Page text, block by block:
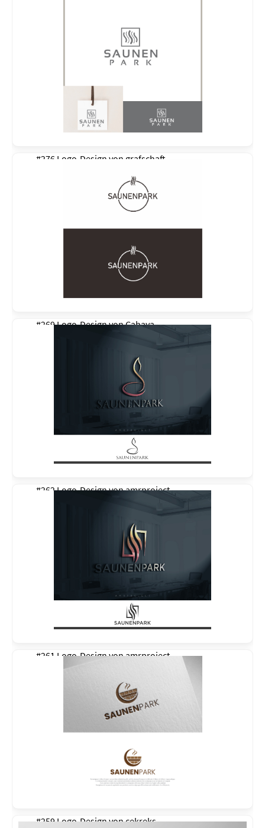
#276 Logo-Design von grafschaft
#269 Logo-Design vonCahaya
#262 Logo-Design vonamrproject
#261 Logo-Design vonamrproject
#259 Logo-Design voncekreks